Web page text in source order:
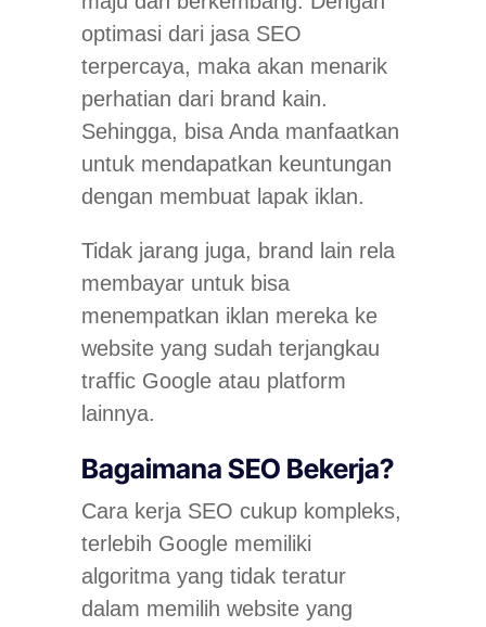
optimasi dari jasa SEO
terpercaya, maka akan menarik
perhatian dari brand kain.
Sehingga, bisa Anda manfaatkan
untuk mendapatkan keuntungan
dengan membuat lapak iklan.
Tidak jarang juga, brand
lain rela
membayar untuk bisa
menempatkan iklan mereka ke
website yang sudah terjangkau
traffic Google atau platform
lainnya.
Bagaimana SEO Bekerja?
Cara kerja SEO cukup kompleks,
terlebih Google memiliki
algoritma yang tidak teratur
dalam memilih website yang